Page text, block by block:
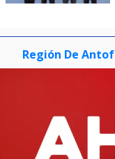
Región De